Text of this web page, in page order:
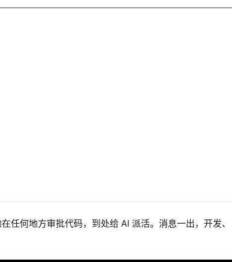
任何地方审批代码，到处给 AI 派活。消息一出，开发、